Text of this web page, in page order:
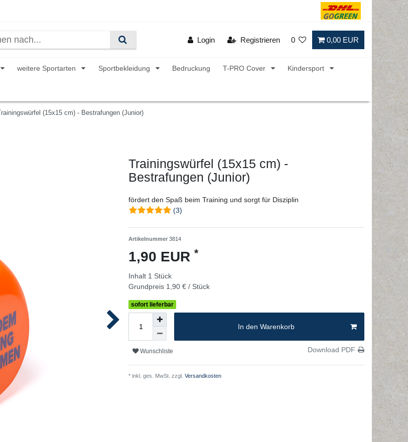
Login Registrieren 0 0,00 EUR
weitere Sportarten Sportbekleidung Bedruckung T-PRO Cover Kindersport
Trainingswürfel (15x15 cm) - Bestrafungen (Junior)
Trainingswürfel (15x15 cm) -
Bestrafungen (Junior)
fördert den Spaß beim Training und sorgt für Disziplin
(3)
Artikelnummer 3814
1,90 EUR *
Inhalt 1 Stück
Grundpreis 1,90 € / Stück
sofort lieferbar
In den Warenkorb
Wunschliste Download PDF
* inkl. ges. MwSt. zzgl. Versandkosten